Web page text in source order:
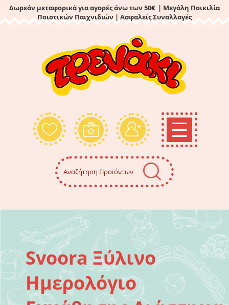
Δωρεάν μεταφορικά για αγορές άνω των 50€ | Μεγάλη Ποικιλία
Ποιοτικών Παιχνιδιών | Ασφαλείς Συναλλαγές
Svoora Ξύλινο
Ημερολόγιο